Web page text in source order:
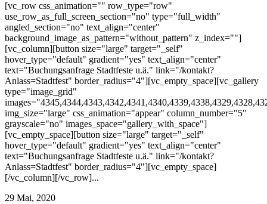
[vc_row css_animation="" row_type="row"
use_row_as_full_screen_section="no" type="full_width"
angled_section="no" text_align="center"
background_image_as_pattern="without_pattern" z_index=""]
[vc_column][button size="large" target="_self"
hover_type="default" gradient="yes" text_align="center"
text="Buchungsanfrage Stadtfeste u.ä." link="/kontakt?
Anlass=Stadtfest" border_radius="4"][vc_empty_space][vc_gallery
type="image_grid"
img_size="large" css_animation="appear" column_number="5"
grayscale="no" images_space="gallery_with_space"]
[vc_empty_space][button size="large" target="_self"
hover_type="default" gradient="yes" text_align="center"
text="Buchungsanfrage Stadtfeste u.ä." link="/kontakt?
Anlass=Stadtfest" border_radius="4"][vc_empty_space]
[/vc_column][/vc_row]...
29 Mai, 2020